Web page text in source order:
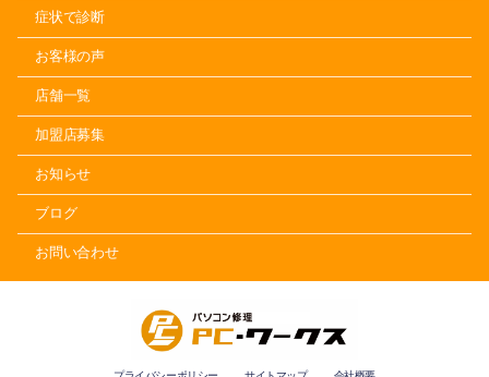
症状で診断
お客様の声
店舗一覧
加盟店募集
お知らせ
ブログ
お問い合わせ